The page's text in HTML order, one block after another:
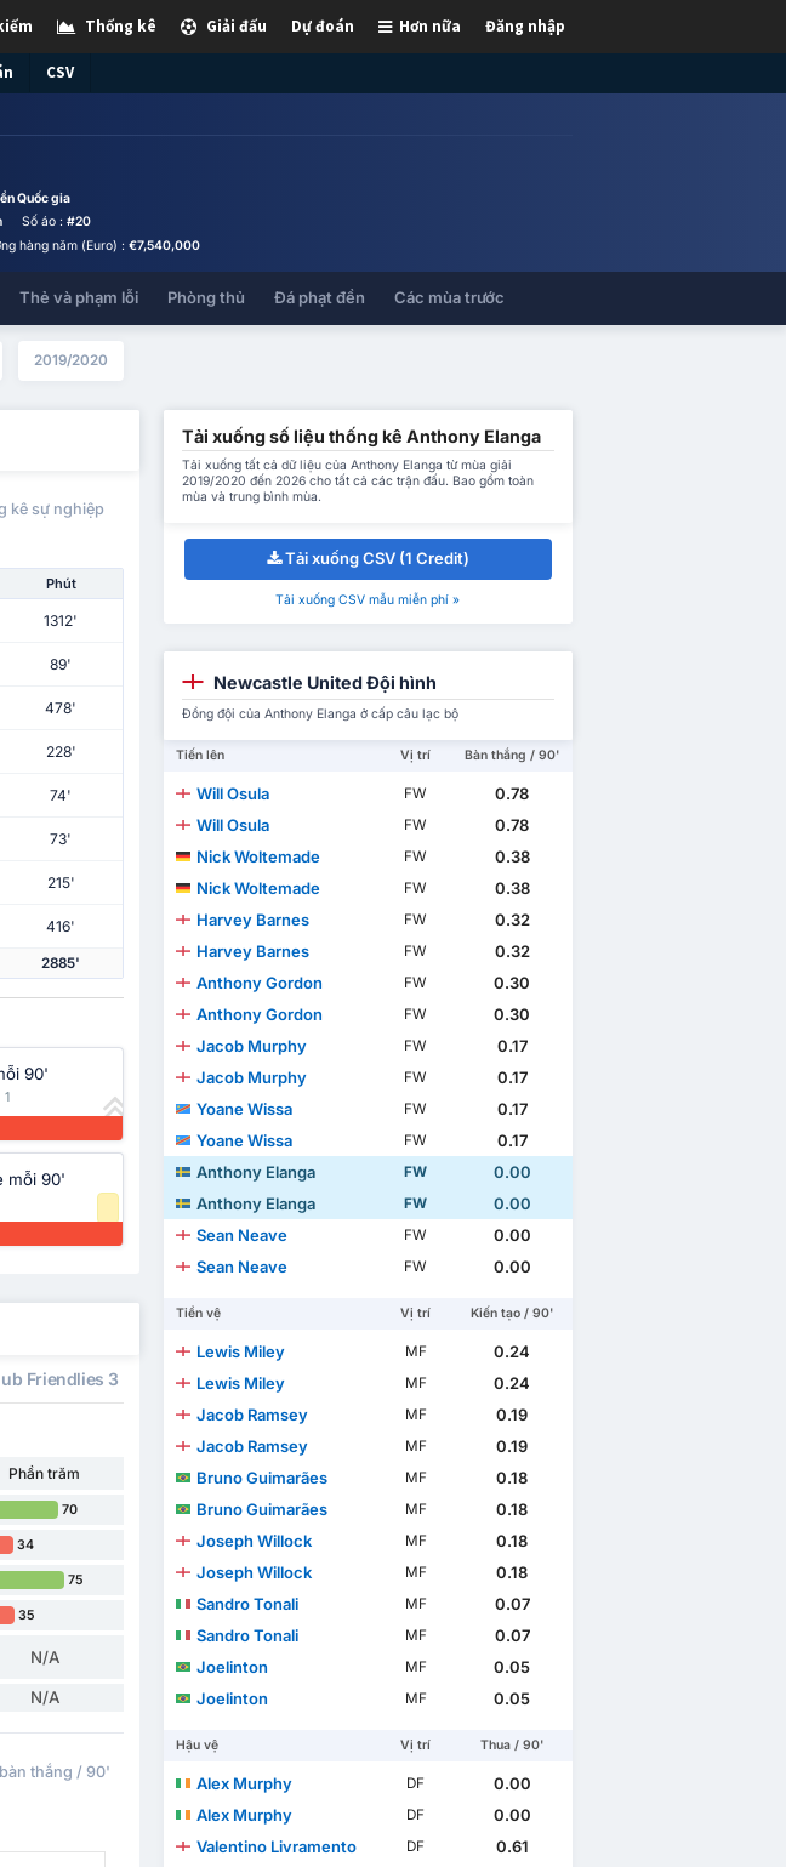
Đăng nhập
Hơn nữa
Dự đoán
Giải đấu
Thống kê
CSV
Quốc gia
Số áo : #20
hàng năm (Euro) : €7,540,000
Thẻ và phạm lỗi Phòng thủ Đá phạt đền Các mùa trước
2019/2020
kê sự nghiệp
Phút
1312'
89'
478'
228'
74'
73'
215'
416'
2885'
90'
1
mỗi 90'
Friendlies 3 Giao hữu Quốc tế World Cup WC Qualification Europe
Phần trăm
70
34
75
35
N/A
N/A
thắng / 90'
Tải xuống số liệu thống kê Anthony Elanga
Tải xuống tất cả dữ liệu của Anthony Elanga từ mùa giải
2019/2020 đến 2026 cho tất cả các trận đấu. Bao gồm toàn
mùa và trung bình mùa.
Tải xuống CSV (1 Credit)
Tải xuống CSV mẫu miễn phí »
Newcastle United Đội hình
Đồng đội của Anthony Elanga ở cấp câu lạc bộ
Tiến lên Vị trí Bàn thắng / 90'
Will Osula FW
0.78
Will Osula
FW
0.78
Nick Woltemade
FW
0.38
Nick Woltemade
FW
0.38
Harvey Barnes
FW
0.32
Harvey Barnes
FW
0.32
Anthony Gordon
FW
0.30
Anthony Gordon
FW
0.30
Jacob Murphy
FW
0.17
Jacob Murphy
FW
0.17
Yoane Wissa
FW
0.17
Yoane Wissa
FW
0.17
Anthony Elanga
FW
0.00
Anthony Elanga
FW
0.00
Sean Neave
FW
0.00
Sean Neave
FW 0.00
Tiền vệ Vị trí Kiến tạo / 90'
Lewis Miley MF
0.24
Lewis Miley
MF
0.24
Jacob Ramsey
MF
0.19
Jacob Ramsey
MF
0.19
Bruno Guimarães
MF
0.18
Bruno Guimarães
MF
0.18
Joseph Willock
MF
0.18
Joseph Willock
MF
0.18
Sandro Tonali
MF
0.07
Sandro Tonali
MF
0.07
Joelinton
MF
0.05
Joelinton
MF 0.05
Hậu vệ Vị trí Thua / 90'
Alex Murphy DF
0.00
Alex Murphy
DF
0.00
Valentino Livramento
DF
0.61